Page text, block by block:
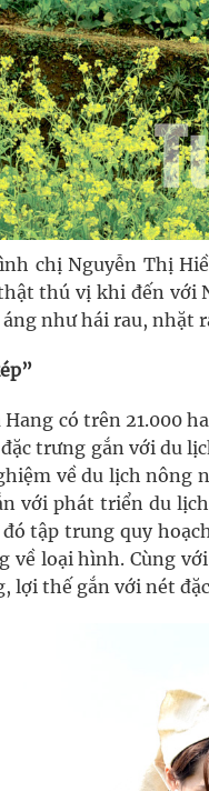
chị Nguyễn Thị
thú vị khi đến với
như hái rau, nhặt
Hang có trên 21.000
trưng gắn với du
về du lịch nông
với phát triển du
tập trung quy
về loại hình. Cùng
lợi thế gắn với nét